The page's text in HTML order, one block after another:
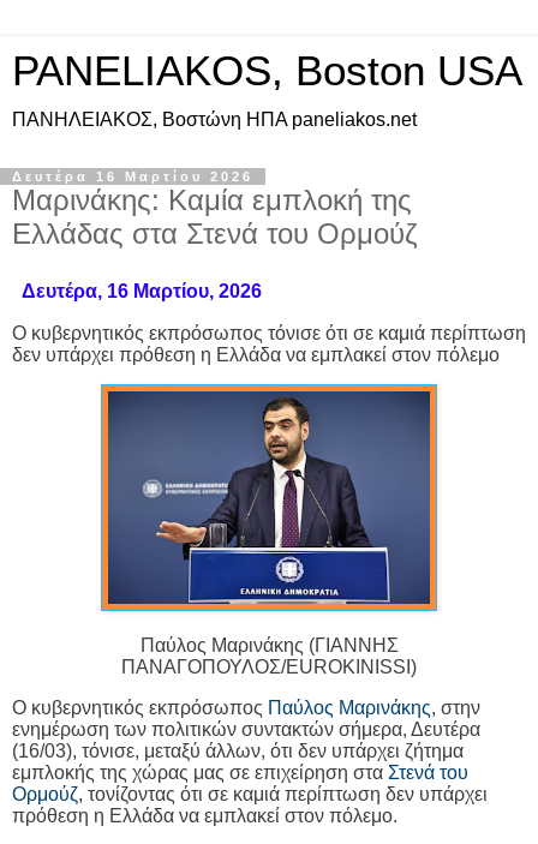
PANELIAKOS, Boston USA
ΠAΝΗΛΕΙΑΚΟΣ, Βοστώνη ΗΠΑ paneliakos.net
Δευτέρα 16 Μαρτίου 2026
Μαρινάκης: Καμία εμπλοκή της
Ελλάδας στα Στενά του Ορμούζ
Δευτέρα, 16 Μαρτίου, 2026
Ο κυβερνητικός εκπρόσωπος τόνισε ότι σε καμιά περίπτωση
δεν υπάρχει πρόθεση η Ελλάδα να εμπλακεί στον πόλεμο
Παύλος Μαρινάκης (ΓΙΑΝΝΗΣ
ΠΑΝΑΓΟΠΟΥΛΟΣ/EUROKINISSI )
Ο κυβερνητικός εκπρόσωπος Παύλος Μαρινάκης, στην
ενημέρωση των πολιτικών συντακτών σήμερα, Δευτέρα
(16/03), τόνισε, μεταξύ άλλων, ότι δεν υπάρχει ζήτημα
εμπλοκής της χώρας μας σε επιχείρηση στα Στενά του
Ορμούζ, τονίζοντας ότι σε καμιά περίπτωση δεν υπάρχει
πρόθεση η Ελλάδα να εμπλακεί στον πόλεμο.